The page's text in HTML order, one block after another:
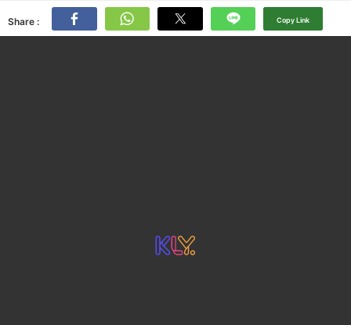
Share : Copy Link